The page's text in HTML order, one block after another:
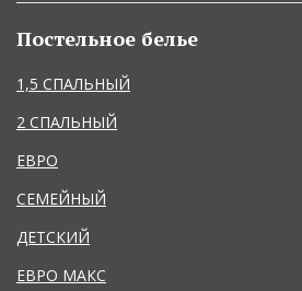
Постельное белье
1,5 СПАЛЬНЫЙ
2 СПАЛЬНЫЙ
ЕВРО
СЕМЕЙНЫЙ
ДЕТСКИЙ
ЕВРО МАКС